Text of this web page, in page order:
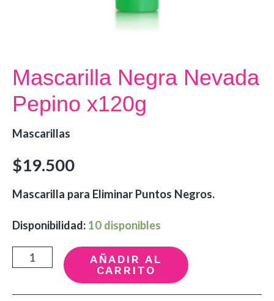
Mascarilla Negra Nevada
Pepino x120g
Mascarillas
$19.500
Mascarilla para Eliminar Puntos Negros.
Disponibilidad: 10 disponibles
Mascarilla
Nevada
AÑADIR AL
CARRITO